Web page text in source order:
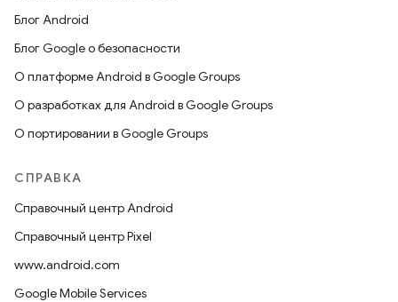
Блог Android
Блог Google о безопасности
О платформе Android в Google Groups
О разработках для Android в Google Groups
О портировании в Google Groups
СПРАВКА
Справочный центр Android
Справочный центр Pixel
www.android.com
Google Mobile Services